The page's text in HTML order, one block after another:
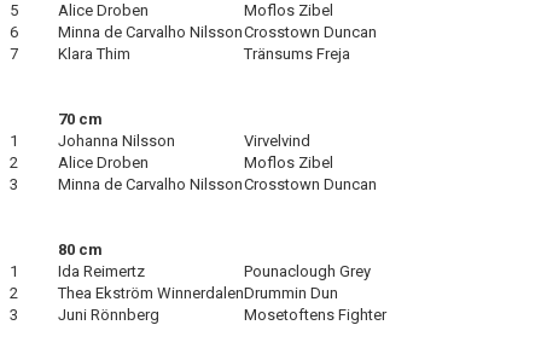
5
Alice Droben
Moflos Zibel
6
Minna de Carvalho NilssonCrosstown Duncan
7
Klara Thim Tränsums Freja
70 cm
1
Johanna Nilsson
Virvelvind
2
Alice Droben
Moflos Zibel
3
Minna de Carvalho NilssonCrosstown Duncan
80 cm
1
Ida Reimertz
Pounaclough Grey
2
Thea Ekström WinnerdalenDrummin Dun
3
Juni Rönnberg Mosetoftens Fighter